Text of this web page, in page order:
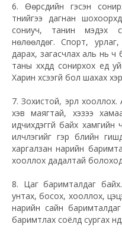
6. Өөрсдийн гэсэн
түүнийгээ дагнан
сониуч, танин мэдэх
нөлөөлдөг. Спорт,
дарах, загасчлах аль нь ч
таны хүүхдүүд сонирхох үед
Харин хүсээгүй бол шахах
7. Зохистой, эрүүл
хэв маягтай, хэзээ
идчихдэггүй байх
илчлэгийг гэр бүлийн
харгалзан нарийн
хооллох дадалтай болоход
8. Цаг баримталдаг
унтах, босох, хооллох,
нарийн сайн
баримтлах соёлд сургах